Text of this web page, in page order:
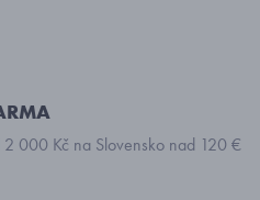
000 Kč na Slovensko nad 120 €